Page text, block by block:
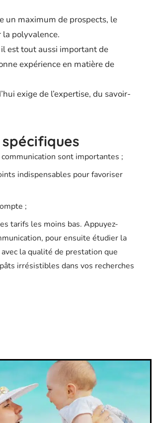
un maximum de prospects, le
la polyvalence.
est tout aussi important de
expérience en matière de
exige de l’expertise, du savoir-
sont importantes ;
indispensables pour favoriser
;
tarifs les moins bas. Appuyez-
pour ensuite étudier la
la qualité de prestation que
irrésistibles dans vos recherches